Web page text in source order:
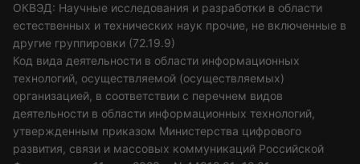
ОКВЭД: Научные исследования и разработки в области
естественных и технических наук прочие, не включенные в
другие группировки (72.19.9)
Код вида деятельности в области информационных
технологий, осуществляемой (осуществляемых)
организацией, в соответствии с перечнем видов
деятельности в области информационных технологий,
утвержденным приказом Министерства цифрового
развития, связи и массовых коммуникаций Российской